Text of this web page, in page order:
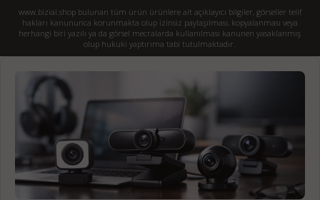
www.bizial.shop bulunan tüm ürün ürünlere ait açıklayıcı bilgiler, görseller telif
hakları kanununca korunmakta olup izinsiz paylaşılması, kopyalanması veya
herhangi biri yazılı ya da görsel mecralarda kullanılması kanunen yasaklanmış
olup hukuki yaptırıma tabi tutulmaktadır.